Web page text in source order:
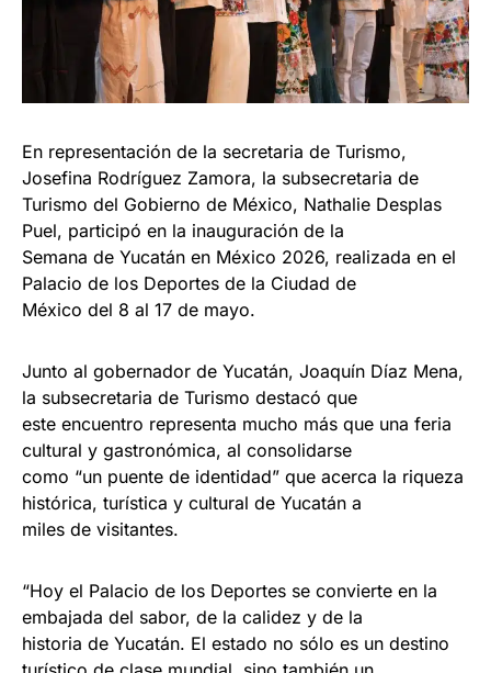
En representación de la secretaria de Turismo,
Josefina Rodríguez Zamora, la subsecretaria de
Turismo del Gobierno de México, Nathalie Desplas
Puel, participó en la inauguración de la
Semana de Yucatán en México 2026, realizada en el
Palacio de los Deportes de la Ciudad de
México del 8 al 17 de mayo.
Junto al gobernador de Yucatán, Joaquín Díaz Mena,
la subsecretaria de Turismo destacó que
este encuentro representa mucho más que una feria
cultural y gastronómica, al consolidarse
como “un puente de identidad” que acerca la riqueza
histórica, turística y cultural de Yucatán a
miles de visitantes.
“Hoy el Palacio de los Deportes se convierte en la
embajada del sabor, de la calidez y de la
historia de Yucatán. El estado no sólo es un destino